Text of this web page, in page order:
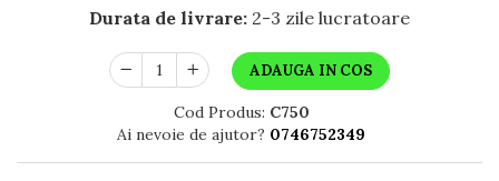
Durata de livrare: 2-3 zile lucratoare
ADAUGA IN COS
Cod Produs: C750
Ai nevoie de ajutor? 0746752349